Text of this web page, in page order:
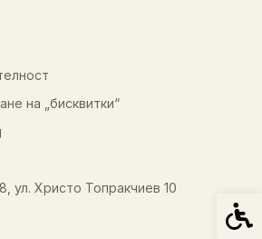
на „бисквитки“
ул. Христо Топракчиев 10